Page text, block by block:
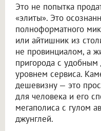
Это не попытка
«элиты». Это
полноформатного
или айтишник из
не провинциалом, а
пригорода с
уровнем сервиса.
дешевизну — это
для человека и его
мегаполиса с гулом
джунглей.